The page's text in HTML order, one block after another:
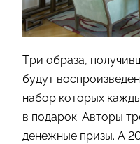
Три образа,
будут
набор которых
в подарок. Авторы
денежные призы. А